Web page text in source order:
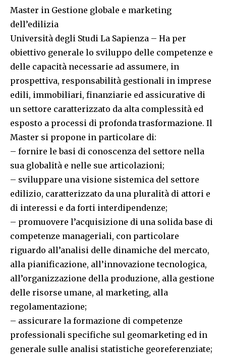
Master in Gestione globale e marketing
dell’edilizia
Università degli Studi La Sapienza – Ha per
obiettivo generale lo sviluppo delle competenze e
delle capacità necessarie ad assumere, in
prospettiva, responsabilità gestionali in imprese
edili, immobiliari, finanziarie ed assicurative di
un settore caratterizzato da alta complessità ed
esposto a processi di profonda trasformazione. Il
Master si propone in particolare di:
– fornire le basi di conoscenza del settore nella
sua globalità e nelle sue articolazioni;
– sviluppare una visione sistemica del settore
edilizio, caratterizzato da una pluralità di attori e
di interessi e da forti interdipendenze;
– promuovere l’acquisizione di una solida base di
competenze manageriali, con particolare
riguardo all’analisi delle dinamiche del mercato,
alla pianificazione, all’innovazione tecnologica,
all’organizzazione della produzione, alla gestione
delle risorse umane, al marketing, alla
regolamentazione;
– assicurare la formazione di competenze
professionali specifiche sul geomarketing ed in
generale sulle analisi statistiche georeferenziate;